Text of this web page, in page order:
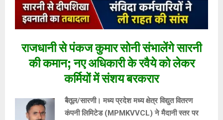
राजधानी से पंकज कुमार सोनी संभालेंगे सारनी
की कमान; नए अधिकारी के रवैये को लेकर
कर्मियों में संशय बरकरार
बैतूल/सारणी। मध्य प्रदेश मध्य क्षेत्र विद्युत वितरण
कंपनी लिमिटेड (MPMKVVCL) ने मैदानी स्तर पर